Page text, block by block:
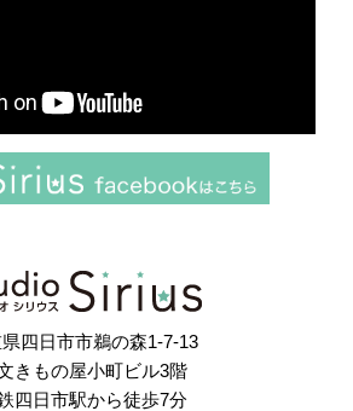
Instagram でフォロー
四日市市鵜の森1-7-13
きもの屋小町ビル3階
四日市駅から徒歩7分